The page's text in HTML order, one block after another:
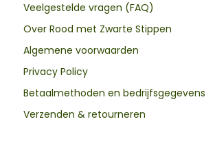
Veelgestelde vragen (FAQ)
Over Rood met Zwarte Stippen
Algemene voorwaarden
Privacy Policy
Betaalmethoden en bedrijfsgegevens
Verzenden & retourneren